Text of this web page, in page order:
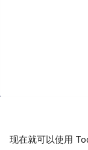
现在就可以使用